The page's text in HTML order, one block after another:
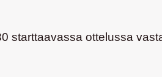
starttaavassa ottelussa